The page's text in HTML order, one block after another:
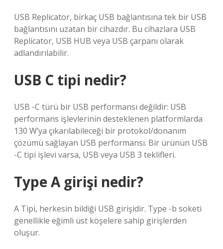
USB Replicator, birkaç USB bağlantısına tek bir USB
bağlantısını uzatan bir cihazdır. Bu cihazlara USB
Replicator, USB HUB veya USB çarpanı olarak
adlandırılabilir.
USB C tipi nedir?
USB -C türü bir USB performansı değildir: USB
performans işlevlerinin desteklenen platformlarda
130 W’ya çıkarılabileceği bir protokol/donanım
çözümü sağlayan USB performansı. Bir ürünün USB
-C tipi işlevi varsa, USB veya USB 3 teklifleri.
Type A girişi nedir?
A Tipi, herkesin bildiği USB girişidir. Type -b soketi
genellikle eğimli üst köşelere sahip girişlerden
oluşur.